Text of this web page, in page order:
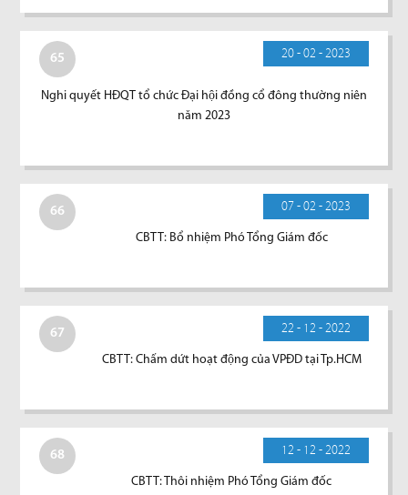
65 20 - 02 - 2023
Nghi quyết HĐQT tổ chức Đại hội đồng cổ đông thường niên
năm 2023
66 07 - 02 - 2023
CBTT: Bổ nhiệm Phó Tổng Giám đốc
67 22 - 12 - 2022
CBTT: Chấm dứt hoạt động của VPĐD tại Tp.HCM
68 12 - 12 - 2022
CBTT: Thôi nhiệm Phó Tổng Giám đốc